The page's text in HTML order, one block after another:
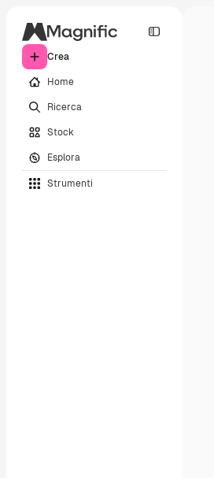
Crea
Home
Ricerca
Stock
Esplora
Strumenti